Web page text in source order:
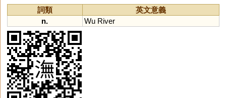
詞類
英文意義
n.
Wu River